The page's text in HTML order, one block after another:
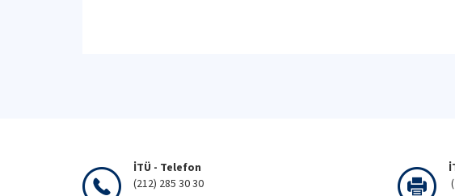
İTÜ - Telefon
(212) 285 30 30